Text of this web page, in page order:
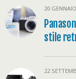
20
stile
22